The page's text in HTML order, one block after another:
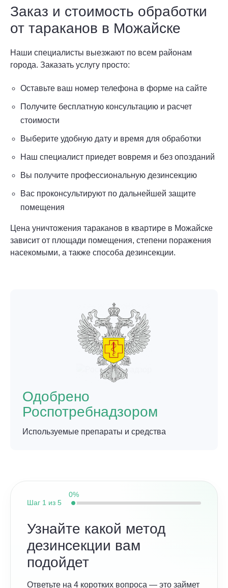
Заказ и стоимость обработки
от тараканов в Можайске
Наши специалисты выезжают по всем районам
города. Заказать услугу просто:
Оставьте ваш номер телефона в форме на сайте
Получите бесплатную консультацию и расчет
стоимости
Выберите удобную дату и время для обработки
Наш специалист приедет вовремя и без опозданий
Вы получите профессиональную дезинсекцию
Вас проконсультируют по дальнейшей защите
помещения
Цена уничтожения тараканов в квартире в Можайске
зависит от площади помещения, степени поражения
насекомыми, а также способа дезинсекции.
Одобрено
Роспотребнадзором
Используемые препараты и средства
Шаг 1 из 5
0%
Узнайте какой метод
дезинсекции вам
подойдет
Ответьте на 4 коротких вопроса — это займет